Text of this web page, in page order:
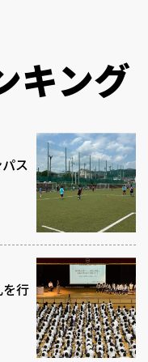
キング
ス
を行